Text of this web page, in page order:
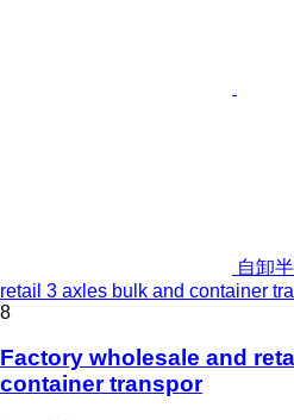
自卸
retail 3 axles bulk and container
8
Factory wholesale and
container transpor